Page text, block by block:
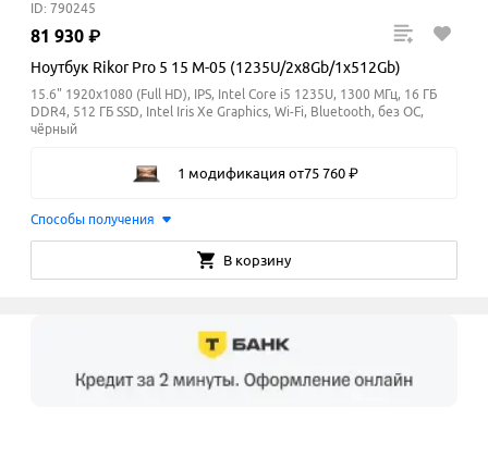
ID: 790245
81 930 ₽
Ноутбук Rikor Pro 5 15 M-05 (1235U/2x8Gb/1x512Gb)
15.6" 1920x1080 (Full HD), IPS, Intel Core i5 1235U, 1300 МГц, 16 ГБ
DDR4, 512 ГБ SSD, Intel Iris Xe Graphics, Wi-Fi, Bluetooth, без ОС,
чёрный
1 модификация от75 760 ₽
Способы получения
В корзину